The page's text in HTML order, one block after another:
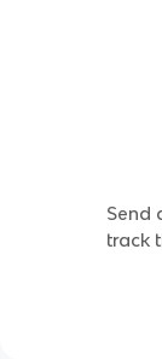
Send
track